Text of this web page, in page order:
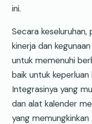
ini.
Secara
kinerja dan
untuk memenuhi
baik untuk
Integrasinya yang
dan alat kalender
yang